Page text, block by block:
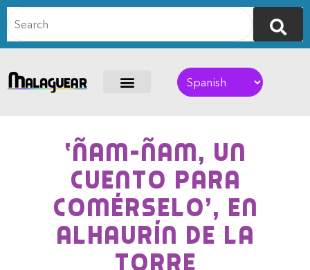
‘Ñam-ñam, un
cuento para
comérselo’, en
Alhaurín de la
Torre